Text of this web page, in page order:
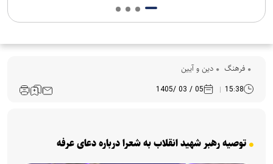
فرهنگ‌ دین و آیین
15:38
05 / 03 /1405
توصیه رهبر شهید انقلاب به شعرا درباره دعای عرفه